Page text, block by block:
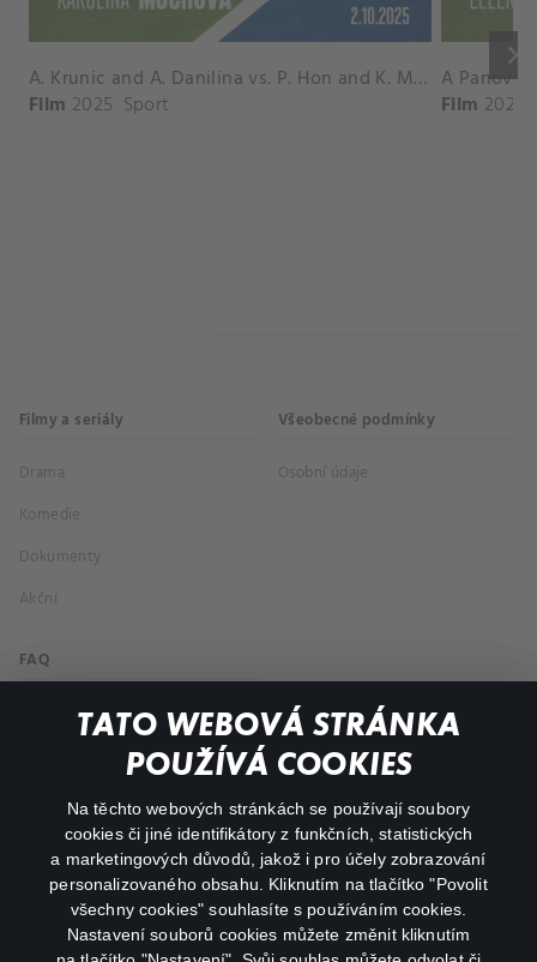
TATO WEBOVÁ STRÁNKA
POUŽÍVÁ COOKIES
Na těchto webových stránkách se používají soubory
cookies či jiné identifikátory z funkčních, statistických
a marketingových důvodů, jakož i pro účely zobrazování
personalizovaného obsahu. Kliknutím na tlačítko "Povolit
všechny cookies" souhlasíte s používáním cookies.
Nastavení souborů cookies můžete změnit kliknutím
keyboard_arrow_right
A. Krunic and A. Danilina vs. P. Hon and K. Muchova Match Highlights - BEIJING_Capital Group Diamond ( October 02, 2025)
Film 2025 Sport Film 2026
Filmy a seriály
Drama
Komedie
Dokumenty
Akční
Všeobecné podmínky
Osobní údaje
FAQ
Můj účet
Důležité odkazy
facebookinstagram
youtube